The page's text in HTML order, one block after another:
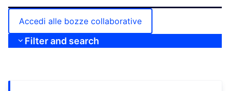
Accedi alle bozze collaborative
Filter and search